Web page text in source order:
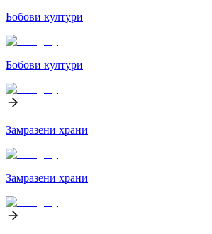
Бобови култури
Бобови култури
Замразени храни
Замразени храни